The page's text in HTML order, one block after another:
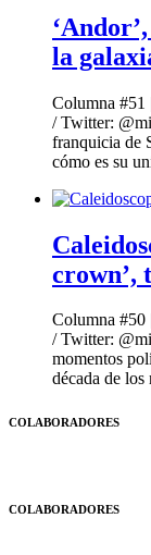
la
Columna #51
/ Twitter:
franquicia de
cómo es su
crown’,
Columna #50
/ Twitter:
momentos
década de
COLABORADORES
COLABORADORES